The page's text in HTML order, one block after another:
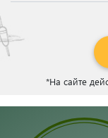
*На сайте